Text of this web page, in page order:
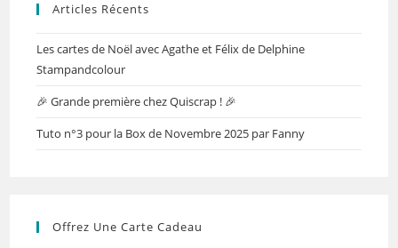
Articles Récents
Les cartes de Noël avec Agathe et Félix de Delphine
Stampandcolour
🎉 Grande première chez Quiscrap ! 🎉
Tuto n°3 pour la Box de Novembre 2025 par Fanny
Offrez Une Carte Cadeau